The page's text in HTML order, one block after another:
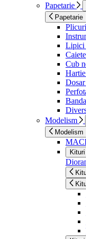
Papetarie
Papetarie
Plicuri
Lipici
Caiete
Cub
Modelism
Modelism